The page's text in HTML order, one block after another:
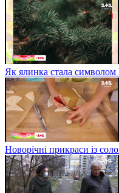
Як ялинка стала символом
Новорічні прикраси із